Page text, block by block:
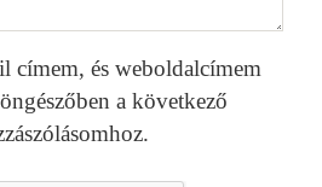
címem, és weboldalcímem
a következő